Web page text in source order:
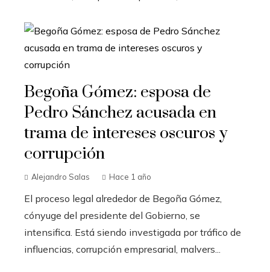
Begoña Gómez: esposa de
Pedro Sánchez acusada en
trama de intereses oscuros y
corrupción
Alejandro Salas Hace 1 año
El proceso legal alrededor de Begoña Gómez,
cónyuge del presidente del Gobierno, se
intensifica. Está siendo investigada por tráfico de
influencias, corrupción empresarial, malvers...